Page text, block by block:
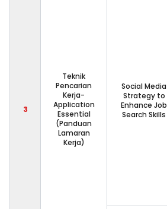
3
Teknik
Pencarian
Kerja-
Application
Essential
(Panduan
Lamaran
Kerja)
Social Media
Strategy to
Enhance Job
Search Skills